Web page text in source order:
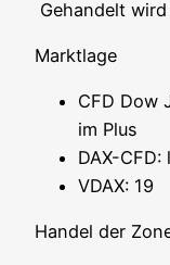
Gehan­delt
Markt­la­ge
CFD Dow
im Plus
DAX-CFD:
VDAX: 19
Han­del der